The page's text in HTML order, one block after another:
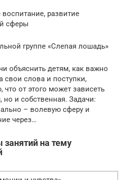
развитие
сферы
группе «Слепая лошадь»
объяснить детям, как важно
свои слова и поступки,
от этого может зависеть
но и собственная. Задачи:
– волевую сферу и
через…
на тему